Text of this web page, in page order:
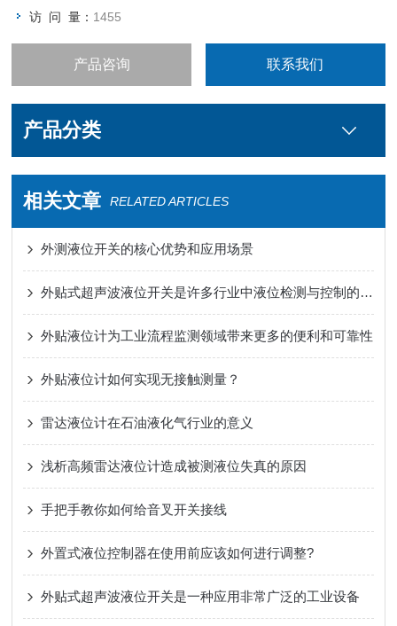
访 问 量： 1455
产品咨询 联系我们
产品分类
相关文章 RELATED ARTICLES
外测液位开关的核心优势和应用场景
外贴式超声波液位开关是许多行业中液位检测与控制的重要工具
外贴液位计为工业流程监测领域带来更多的便利和可靠性
外贴液位计如何实现无接触测量？
雷达液位计在石油液化气行业的意义
浅析高频雷达液位计造成被测液位失真的原因
手把手教你如何给音叉开关接线
外置式液位控制器在使用前应该如何进行调整?
外贴式超声波液位开关是一种应用非常广泛的工业设备